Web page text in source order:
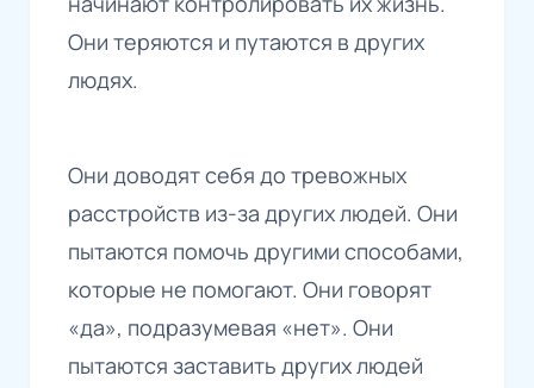
Они теряются и путаются в других
людях.
Они доводят себя до тревожных
расстройств из-за других людей. Они
пытаются помочь другими способами,
которые не помогают. Они говорят
«да», подразумевая «нет». Они
пытаются заставить других людей